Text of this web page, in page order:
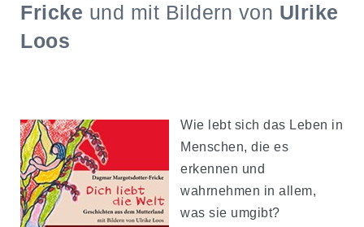
Fricke und mit Bildern von Ulrike
Loos
Wie lebt sich das Leben in
Menschen, die es
erkennen und
wahrnehmen in allem,
was sie umgibt?